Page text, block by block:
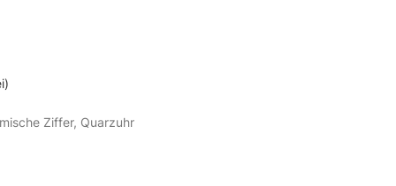
Ziffer, Quarzuhr